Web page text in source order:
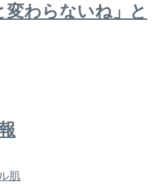
わらないね」と